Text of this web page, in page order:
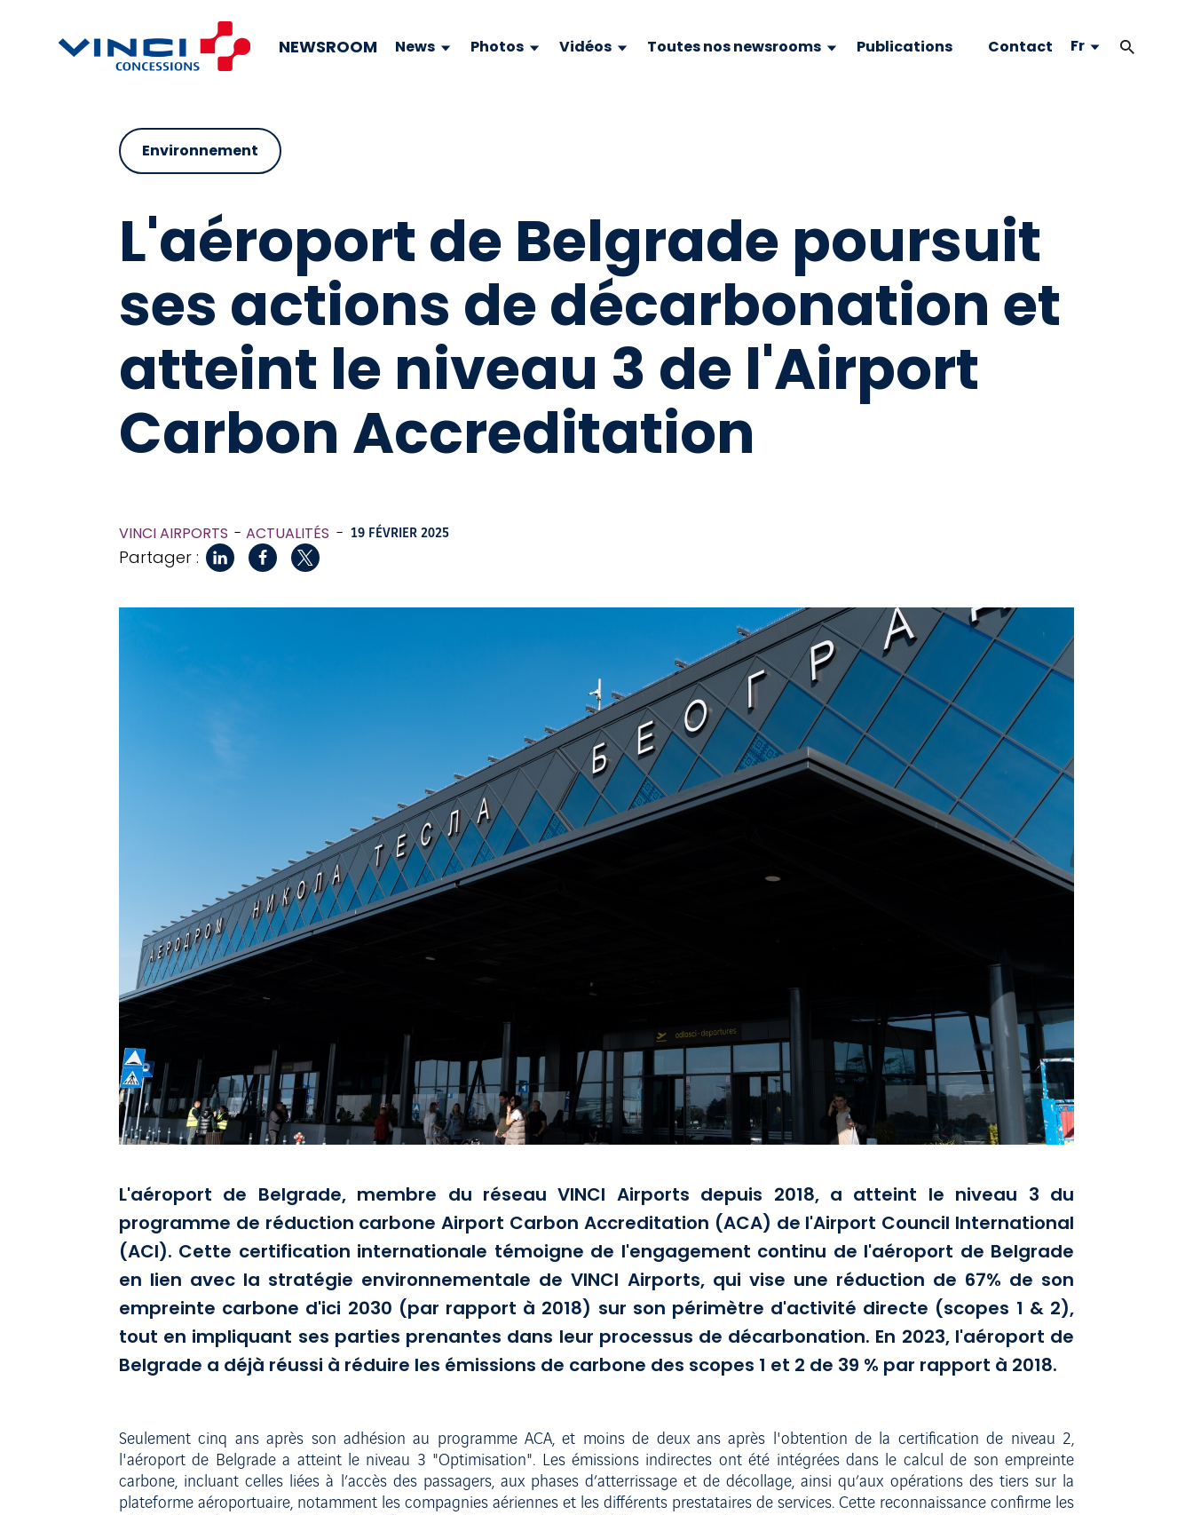
NEWSROOM News Photos Vidéos Toutes nos newsrooms Publications Contact Fr
Environnement
L'aéroport de Belgrade poursuit
ses actions de décarbonation et
atteint le niveau 3 de l'Airport
Carbon Accreditation
VINCI AIRPORTS ACTUALITÉS - 19 FÉVRIER 2025
Partager :
L'aéroport de Belgrade, membre du réseau VINCI Airports depuis 2018, a atteint le niveau 3 du
programme de réduction carbone Airport Carbon Accreditation (ACA) de l'Airport Council International
(ACI). Cette certification internationale témoigne de l'engagement continu de l'aéroport de Belgrade
en lien avec la stratégie environnementale de VINCI Airports, qui vise une réduction de 67% de son
empreinte carbone d'ici 2030 (par rapport à 2018) sur son périmètre d'activité directe (scopes 1 & 2),
tout en impliquant ses parties prenantes dans leur processus de décarbonation. En 2023, l'aéroport de
Belgrade a déjà réussi à réduire les émissions de carbone des scopes 1 et 2 de 39 % par rapport à 2018.
Seulement cinq ans après son adhésion au programme ACA, et moins de deux ans après l'obtention de la certification de niveau 2,
l'aéroport de Belgrade a atteint le niveau 3 "Optimisation". Les émissions indirectes ont été intégrées dans le calcul de son empreinte
carbone, incluant celles liées à l’accès des passagers, aux phases d’atterrissage et de décollage, ainsi qu’aux opérations des tiers sur la
plateforme aéroportuaire, notamment les compagnies aériennes et les différents prestataires de services. Cette reconnaissance confirme les